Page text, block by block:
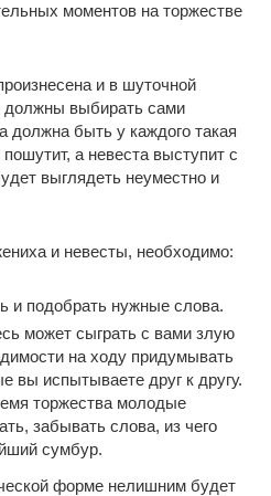
моментов на торжестве
и в шуточной
должны выбирать сами
быть у каждого такая
а невеста выступит с
выглядеть неуместно и
и невесты, необходимо:
и подобрать нужные слова.
может сыграть с вами злую
на ходу придумывать
вы испытываете друг к другу.
торжества молодые
забывать слова, из чего
сумбур.
форме нелишним будет